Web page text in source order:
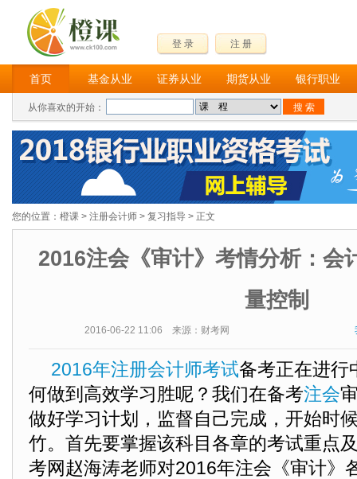
登 录 注 册
首页 基金从业 证券从业 期货从业 银行职业
从你喜欢的开始：
您的位置： 橙课 > 注册会计师 > 复习指导 > 正文
2016注会《审计》考情分析：会
量控制
2016-06-22 11:06 来源：财考网
2016年注册会计师考试备考正在进行
何做到高效学习胜呢？我们在备考注会
做好学习计划，监督自己完成，开始时
竹。首先要掌握该科目各章的考试重点
考网赵海涛老师对2016年注会《审计》